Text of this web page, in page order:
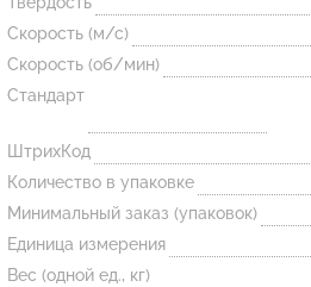
Муфель
Черпак
Шербер
Трубка
Стержень
Пробка
Подставка
Лодочка
Скорость (м/с)
Скорость (об/мин)
Стандарт
ШтрихКод
Количество в упаковке
Минимальный заказ (упаковок)
Единица измерения
Вес (одной ед., кг)